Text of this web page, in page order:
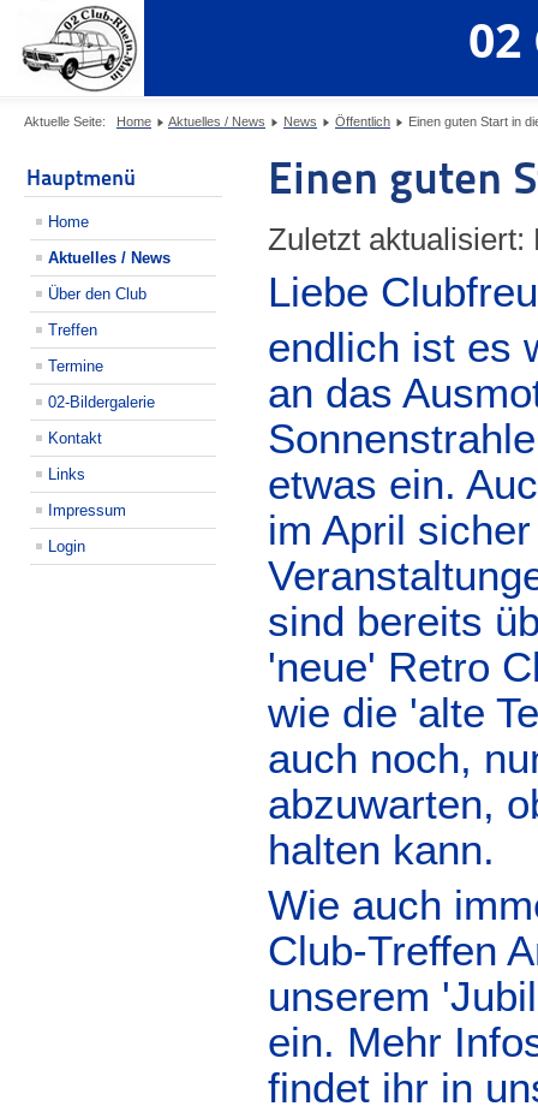
02
Aktuelle Seite: Home Aktuelles / News News Öffentlich Einen guten Start in
Hauptmenü
Home
Aktuelles / News
Über den Club
Treffen
Termine
02-Bildergalerie
Kontakt
Links
Impressum
Login
Einen guten
Zuletzt aktualisiert:
Liebe
endlich ist es
an das
etwas ein.
im April
sind bereits
'neue' Retro
wie die 'alte
auch noch,
abzuwarten,
halten kann.
Wie auch
Club-Treffen
unserem
ein. Mehr
findet ihr in